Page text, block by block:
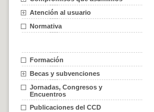
Atención al usuario
Normativa
Formación
Becas y subvenciones
Jornadas, Congresos y
Encuentros
Publicaciones del CCD